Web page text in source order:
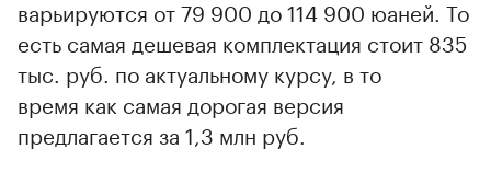
варьируются от 79 900 до 114 900 юаней. То
есть самая дешевая комплектация стоит 835
тыс. руб. по актуальному курсу, в то
время как самая дорогая версия
предлагается за 1,3 млн руб.